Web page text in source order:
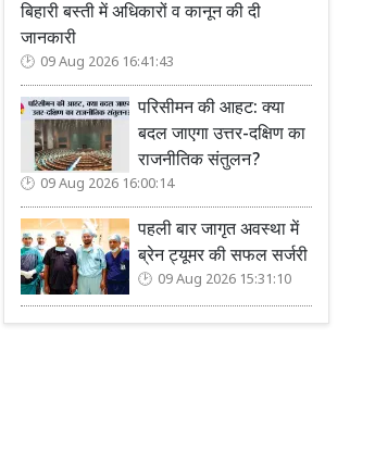
बिहारी बस्ती में अधिकारों व कानून की दी
जानकारी
09 Aug 2026 16:41:43
परिसीमन की आहट: क्या
बदल जाएगा उत्तर-दक्षिण का
राजनीतिक संतुलन?
09 Aug 2026 16:00:14
पहली बार जागृत अवस्था में
ब्रेन ट्यूमर की सफल सर्जरी
09 Aug 2026 15:31:10